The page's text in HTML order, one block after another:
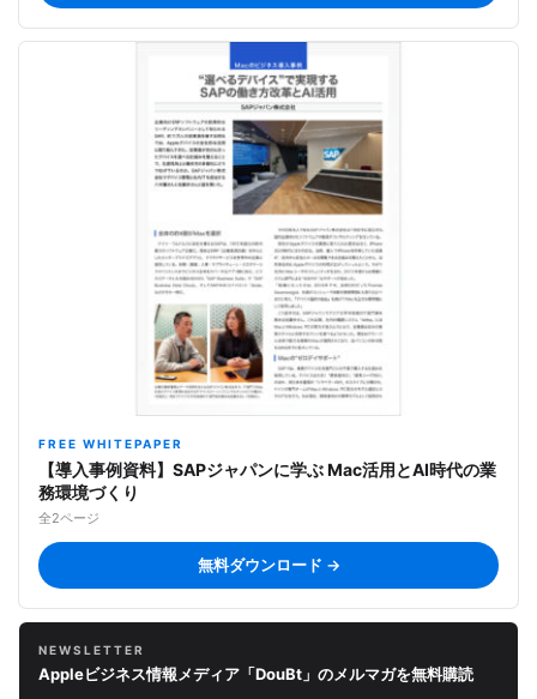
FREE WHITEPAPER
【導入事例資料】SAPジャパンに学ぶ Mac活用とAI時代の業
務環境づくり
全2ページ
無料ダウンロード →
NEWSLETTER
Appleビジネス情報メディア「DouBt」のメルマガを無料購読